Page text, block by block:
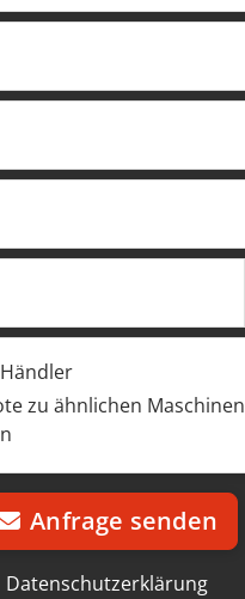
zu ähnlichen Maschinen
Anfrage senden
Datenschutzerklärung